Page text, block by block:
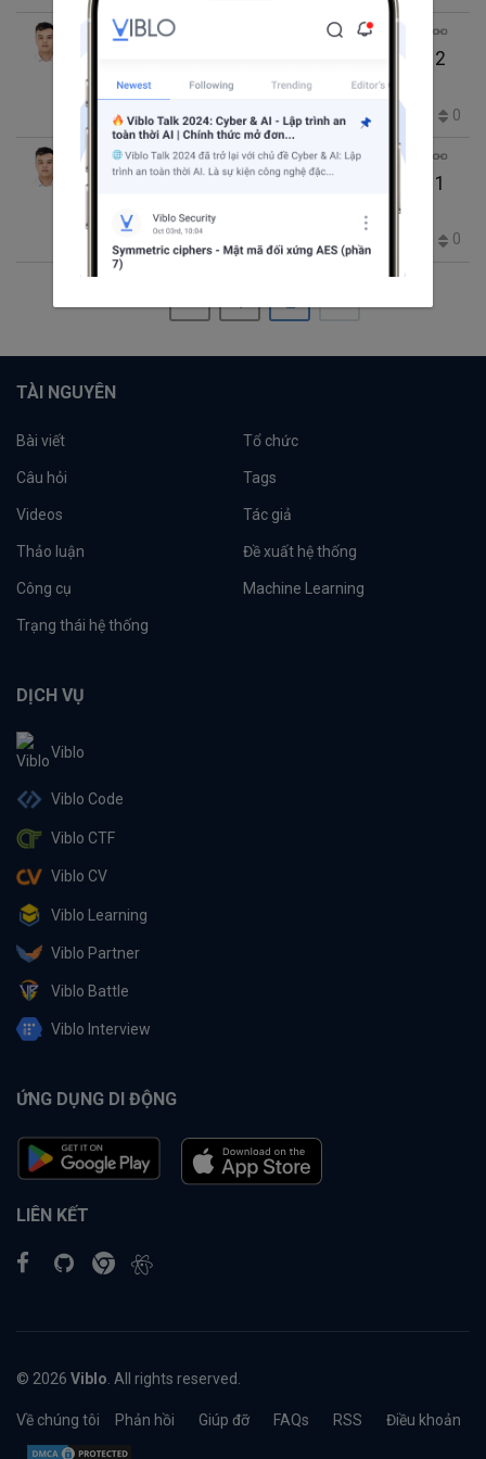
Ngo Sy Truong thg 11 24, 2016 6:31 SA 3 phút đọc
IOS App Performance Tips & Tricks - Part 2
296 0 0 0
Ngo Sy Truong thg 10 30, 2016 2:03 SA 3 phút đọc
IOS App Performance Tips & Tricks - Part 1
351 0 0
TÀI NGUYÊN
Bài viết Tổ chức
Câu hỏi Tags
Videos Tác giả
Thảo luận Đề xuất hệ thống
Công cụ Machine Learning
Trạng thái hệ thống
DỊCH VỤ
Viblo
Viblo Code
Viblo CTF
Viblo CV
Viblo Learning
Viblo Partner
Viblo Battle
Viblo Interview
ỨNG DỤNG DI ĐỘNG
LIÊN KẾT
© 2026 Viblo . All rights reserved.
Về chúng tôi Phản hồi Giúp đỡ FAQs RSS Điều khoản